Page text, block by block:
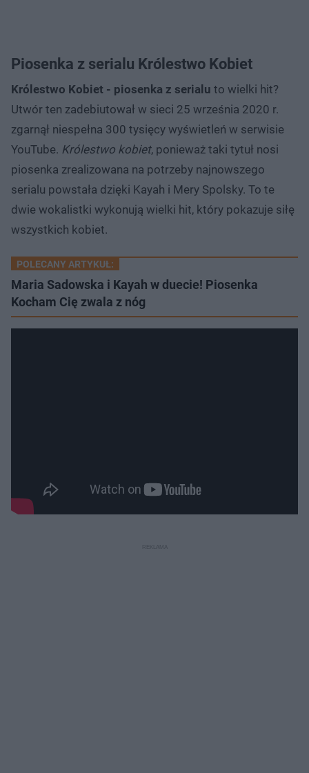
Piosenka z serialu Królestwo Kobiet
Królestwo Kobiet - piosenka z serialu to wielki hit?
Utwór ten zadebiutował w sieci 25 września 2020 r.
zgarnął niespełna 300 tysięcy wyświetleń w serwisie
YouTube. Królestwo kobiet, ponieważ taki tytuł nosi
piosenka zrealizowana na potrzeby najnowszego
serialu powstała dzięki Kayah i Mery Spolsky. To te
dwie wokalistki wykonują wielki hit, który pokazuje siłę
wszystkich kobiet.
POLECANY ARTYKUŁ:
Maria Sadowska i Kayah w duecie! Piosenka
Kocham Cię zwala z nóg